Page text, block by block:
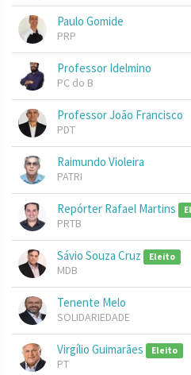
Paulo Gomide
PRP
Professor Idelmino
PC do B
Professor João Francisco
PDT
Raimundo Violeira
PATRI
Repórter Rafael Martins
PRTB
Sávio Souza Cruz Eleito
MDB
Tenente Melo
SOLIDARIEDADE
Virgílio Guimarães Eleito
PT